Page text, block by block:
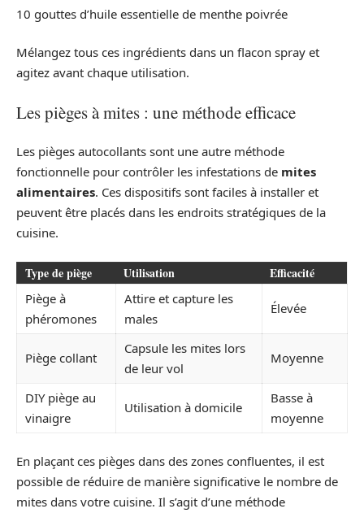
10 gouttes d’huile essentielle de menthe poivrée
Mélangez tous ces ingrédients dans un flacon spray et
agitez avant chaque utilisation.
Les pièges à mites : une méthode efficace
Les pièges autocollants sont une autre méthode
fonctionnelle pour contrôler les infestations de mites
alimentaires. Ces dispositifs sont faciles à installer et
peuvent être placés dans les endroits stratégiques de la
cuisine.
Type de piège Utilisation Efficacité
Piège à
phéromones
Attire et capture les
males
Élevée
Piège collant
Capsule les mites lors
de leur vol
Moyenne
DIY piège au
vinaigre
Utilisation à domicile
Basse à
moyenne
En plaçant ces pièges dans des zones confluentes, il est
possible de réduire de manière significative le nombre de
mites dans votre cuisine. Il s’agit d’une méthode